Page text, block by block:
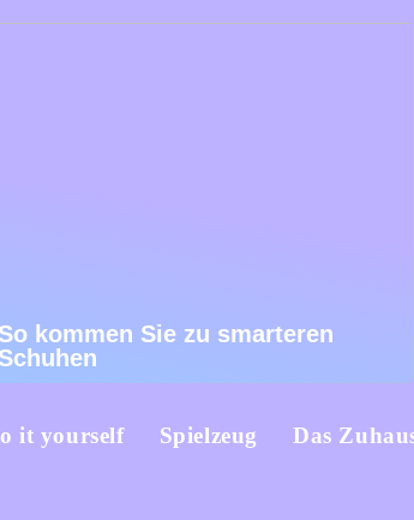
So kommen Sie zu smarteren
Schuhen
it yourself Spielzeug Das